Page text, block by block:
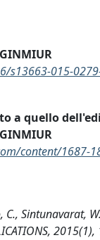
s13663-015-
a quello
content/1687-
C., Sintunavarat,